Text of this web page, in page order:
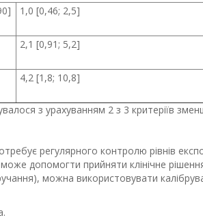
1,0 [0,46; 2,5]
2,1 [0,91; 5,2]
4,2 [1,8; 10,8]
з урахуванням 2 з 3 критеріїв
регулярного контролю рівнів
може допомогти прийняти клінічне
можна використовувати